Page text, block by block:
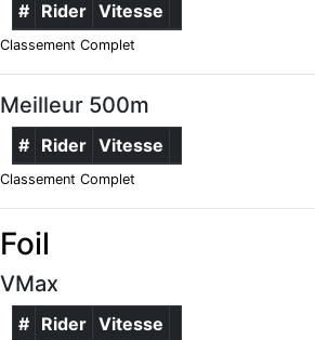
# Rider Vitesse
Classement Complet
Meilleur 500m
# Rider Vitesse
Classement Complet
Foil
VMax
# Rider Vitesse